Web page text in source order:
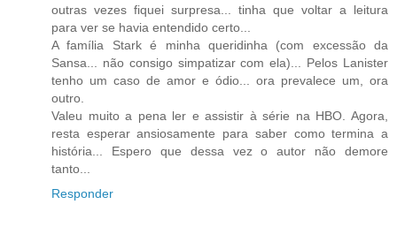
outras vezes fiquei surpresa... tinha que voltar a leitura
para ver se havia entendido certo...
A família Stark é minha queridinha (com excessão da
Sansa... não consigo simpatizar com ela)... Pelos Lanister
tenho um caso de amor e ódio... ora prevalece um, ora
outro.
Valeu muito a pena ler e assistir à série na HBO. Agora,
resta esperar ansiosamente para saber como termina a
história... Espero que dessa vez o autor não demore
tanto...
Responder